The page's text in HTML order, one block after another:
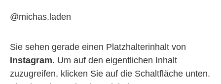
@michas.laden
Sie sehen gerade einen Platzhalterinhalt von
Instagram. Um auf den eigentlichen Inhalt
zuzugreifen, klicken Sie auf die Schaltfläche unten.